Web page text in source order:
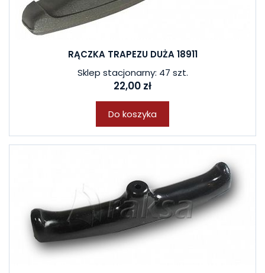
RĄCZKA TRAPEZU DUŻA 18911
Sklep stacjonarny: 47 szt.
22,00 zł
Do koszyka